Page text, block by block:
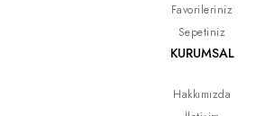
Favorileriniz
Sepetiniz
KURUMSAL
Hakkımızda